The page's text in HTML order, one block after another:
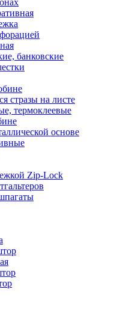
банковские
стразы на листе
термоклеевые
основе
Zip-Lock